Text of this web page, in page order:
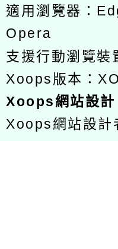
適用瀏覽器：
Opera
支援行動瀏覽裝
Xoops版本：
Xoops網站設計
Xoops網站設計